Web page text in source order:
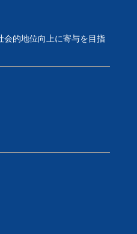
会的地位向上に寄与を目指